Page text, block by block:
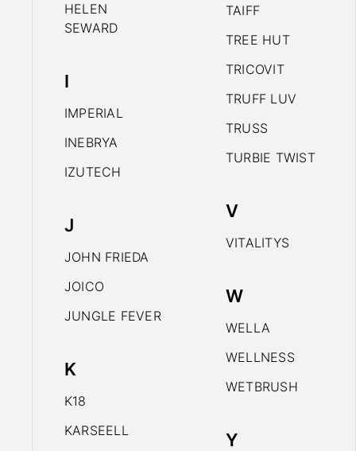
HELEN
SEWARD
I
IMPERIAL
INEBRYA
IZUTECH
J
JOHN FRIEDA
JOICO
JUNGLE FEVER
K
K18
KARSEELL
TAIFF
TREE HUT
TRICOVIT
TRUFF LUV
TRUSS
TURBIE TWIST
V
VITALITYS
W
WELLA
WELLNESS
WETBRUSH
Y